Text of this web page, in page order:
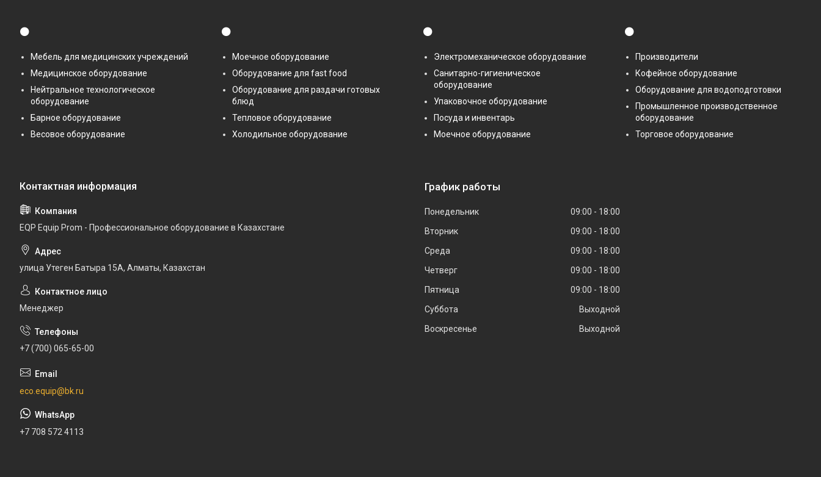
⚫
Мебель для медицинских учреждений
Медицинское оборудование
Нейтральное технологическое
оборудование
Барное оборудование
Весовое оборудование
⚫
Моечное оборудование
Оборудование для fast food
Оборудование для раздачи готовых
блюд
Тепловое оборудование
Холодильное оборудование
⚫
Электромеханическое оборудование
Санитарно-гигиеническое
оборудование
Упаковочное оборудование
Посуда и инвентарь
Моечное оборудование
⚫
Производители
Кофейное оборудование
Оборудование для водоподготовки
Промышленное производственное
оборудование
Торговое оборудование
EQP Equip Prom - Профессиональное оборудование в Казахстане
улица Утеген Батыра 15А, Алматы, Казахстан
Менеджер
+7 (700) 065-65-00
eco.equip@bk.ru
+7 708 572 4113
График работы
Понедельник 09:00
18:00
Вторник
09:00
18:00
Среда
09:00
18:00
Четверг
09:00
18:00
Пятница
09:00
18:00
Суббота
Выходной
Воскресенье
Выходной